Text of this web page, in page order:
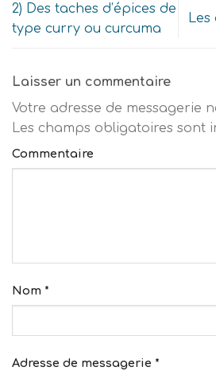
2) Des taches d’épices de
type curry ou curcuma
Laisser un commentaire
Votre adresse de messagerie
Les champs obligatoires sont
Commentaire
Nom *
Adresse de messagerie *